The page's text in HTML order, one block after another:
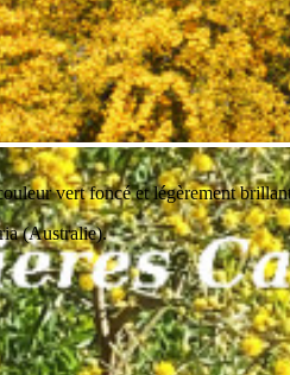
vert foncé et légèrement
(Australie).